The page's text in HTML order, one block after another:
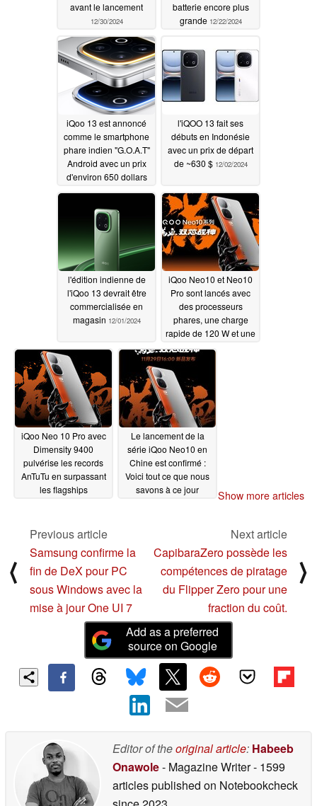
avant le lancement
12/30/2024
batterie encore plus
grande 12/22/2024
iQoo 13 est annoncé
comme le smartphone
phare indien "G.O.A.T"
Android avec un prix
d'environ 650 dollars
12/04/2024
l'iQOO 13 fait ses
débuts en Indonésie
avec un prix de départ
de ~630 $ 12/02/2024
l'édition indienne de
l'iQoo 13 devrait être
commercialisée en
magasin 12/01/2024
iQoo Neo10 et Neo10
Pro sont lancés avec
des processeurs
phares, une charge
rapide de 120 W et une
puce d'upscaling
graphique
iQoo Neo 10 Pro avec
Dimensity 9400
pulvérise les records
AnTuTu en surpassant
les flagships
Le lancement de la
série iQoo Neo10 en
Chine est confirmé :
Voici tout ce que nous
savons à ce jour
Show more articles
⟨
Previous article
Samsung confirme la
fin de DeX pour PC
sous Windows avec la
mise à jour One UI 7
Next article
CapibaraZero possède les
compétences de piratage
du Flipper Zero pour une
fraction du coût.
⟩
Add as a preferred
source on Google
Editor of theoriginal article: Habeeb
Onawole- Magazine Writer- 1599
articles published on Notebookcheck